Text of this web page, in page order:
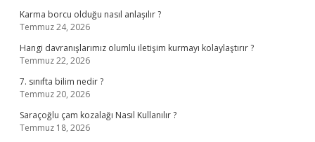
Karma borcu olduğu nasıl anlaşılır ?
Temmuz 24, 2026
Hangi davranışlarımız olumlu iletişim kurmayı kolaylaştırır ?
Temmuz 22, 2026
7. sınıfta bilim nedir ?
Temmuz 20, 2026
Saraçoğlu çam kozalağı Nasıl Kullanılır ?
Temmuz 18, 2026